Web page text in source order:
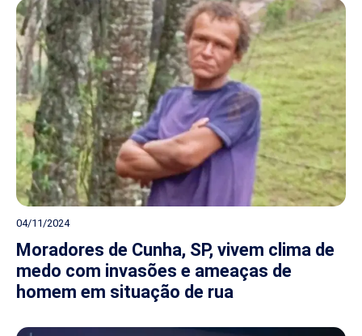
04/11/2024
Moradores de Cunha, SP, vivem clima de
medo com invasões e ameaças de
homem em situação de rua